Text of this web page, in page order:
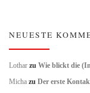
NEUESTE
Lothar zu Wie blickt die
Micha zu Der erste